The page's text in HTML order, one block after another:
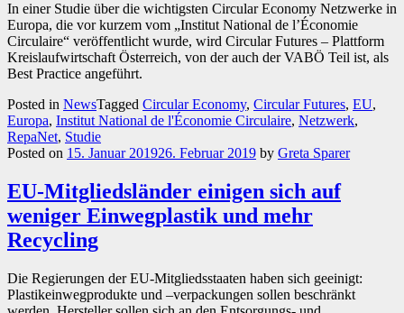
In einer Studie über die wichtigsten Circular Economy Netzwerke in
Europa, die vor kurzem vom „Institut National de l’Économie
Circulaire“ veröffentlicht wurde, wird Circular Futures – Plattform
Kreislaufwirtschaft Österreich, von der auch der VABÖ Teil ist, als
Best Practice angeführt.
Posted in NewsTagged Circular Economy, Circular Futures, EU,
Europa, Institut National de l'Économie Circulaire, Netzwerk,
RepaNet, Studie
Posted on 15. Januar 201926. Februar 2019 by Greta Sparer
EU-Mitgliedsländer einigen sich auf
weniger Einwegplastik und mehr
Recycling
Die Regierungen der EU-Mitgliedsstaaten haben sich geeinigt:
Plastikeinwegprodukte und –verpackungen sollen beschränkt